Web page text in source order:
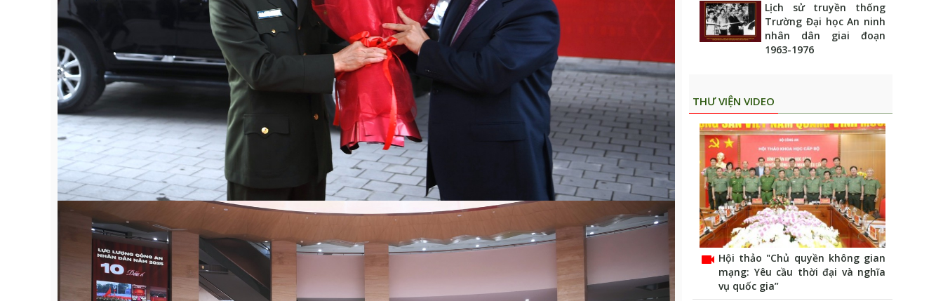
Lịch sử truyền thống
Trường Đại học An ninh
nhân dân giai đoạn
1963-1976
THƯ VIỆN VIDEO
videocam Hội thảo "Chủ quyền không gian
mạng: Yêu cầu thời đại và nghĩa
vụ quốc gia”